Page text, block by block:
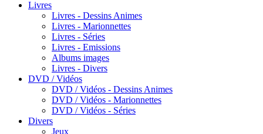
Livres
Livres - Dessins Animes
Livres - Marionnettes
Livres - Séries
Livres - Emissions
Albums images
Livres - Divers
DVD / Vidéos
DVD / Vidéos - Dessins Animes
DVD / Vidéos - Marionnettes
DVD / Vidéos - Séries
Divers
Jeux